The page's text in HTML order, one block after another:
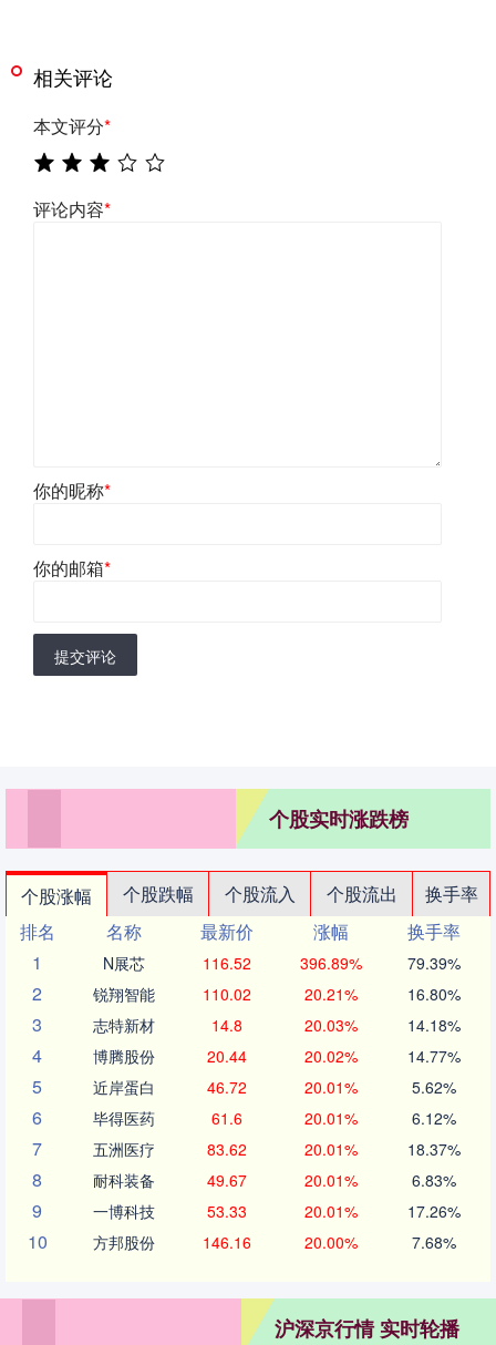
相关评论
本文评分*
评论内容*
你的昵称*
你的邮箱*
提交评论
个股实时涨跌榜
个股涨幅 个股跌幅 个股流入 个股流出
换手率
排名
名称 最新价 涨幅
换手率
1
N展芯 116.52 396.89% 79.39%
2 锐翔智能 110.02 20.21% 16.80%
3 志特新材 14.8 20.03% 14.18%
4 博腾股份 20.44 20.02% 14.77%
5 近岸蛋白 46.72 20.01% 5.62%
6 毕得医药 61.6 20.01% 6.12%
7 五洲医疗 83.62 20.01% 18.37%
8 耐科装备 49.67 20.01% 6.83%
9 一博科技 53.33 20.01% 17.26%
10 方邦股份 146.16 20.00% 7.68%
沪深京行情 实时轮播